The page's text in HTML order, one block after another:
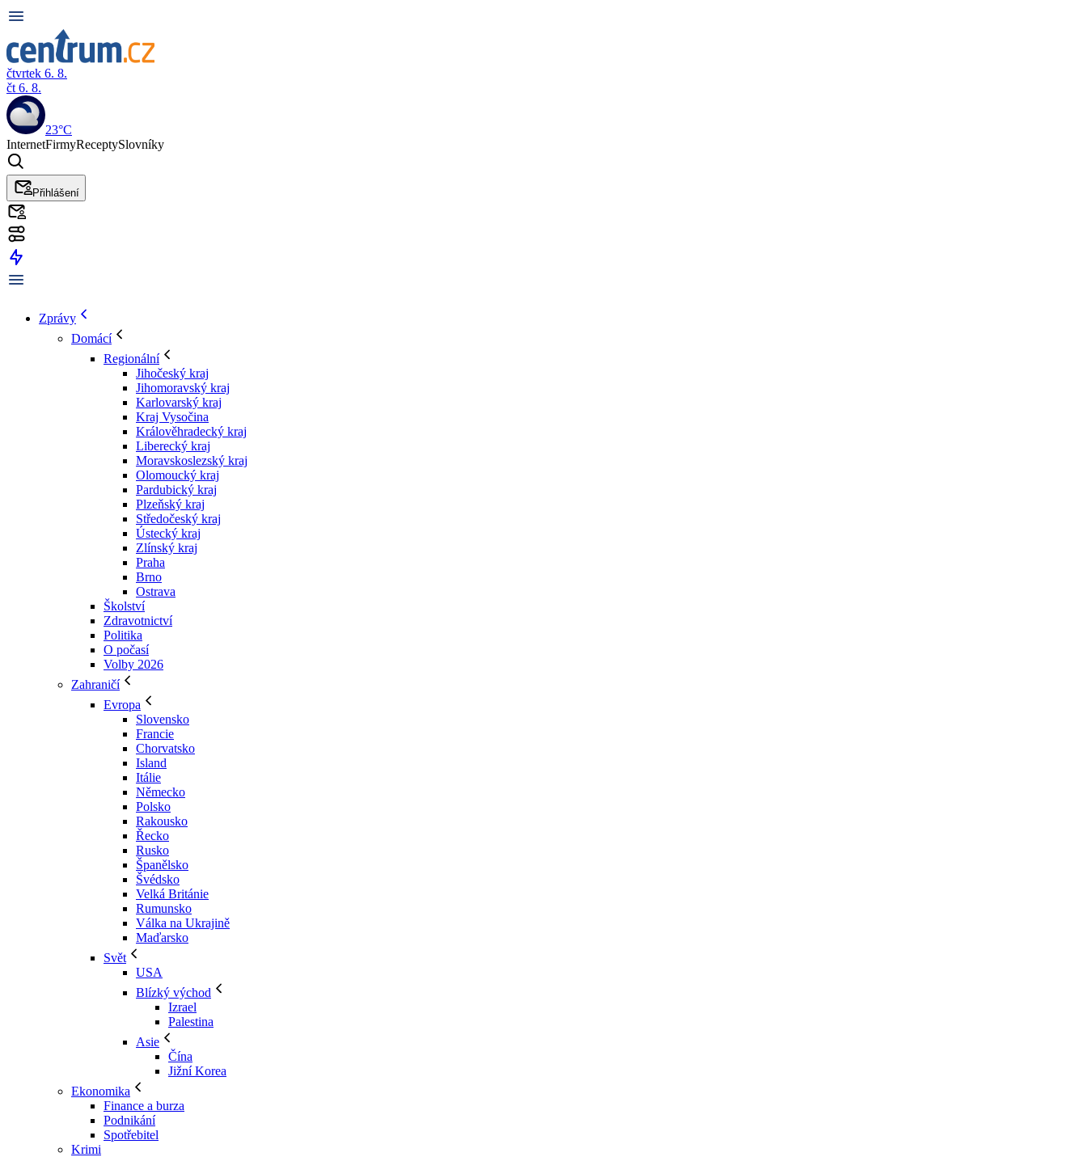
čtvrtek 6. 8.
čt 6. 8.
23°C
InternetFirmyReceptySlovníky
Přihlášení
Zprávy
Domácí
Regionální
Jihočeský kraj
Jihomoravský kraj
Karlovarský kraj
Kraj Vysočina
Králověhradecký kraj
Liberecký kraj
Moravskoslezský kraj
Olomoucký kraj
Pardubický kraj
Plzeňský kraj
Středočeský kraj
Ústecký kraj
Zlínský kraj
Praha
Brno
Ostrava
Školství
Zdravotnictví
Politika
O počasí
Volby 2026
Zahraničí
Evropa
Slovensko
Francie
Chorvatsko
Island
Itálie
Německo
Polsko
Rakousko
Řecko
Rusko
Španělsko
Švédsko
Velká Británie
Rumunsko
Válka na Ukrajině
Maďarsko
Svět
USA
Blízký východ
Izrael
Palestina
Asie
Čína
Jižní Korea
Ekonomika
Finance a burza
Podnikání
Spotřebitel
Krimi